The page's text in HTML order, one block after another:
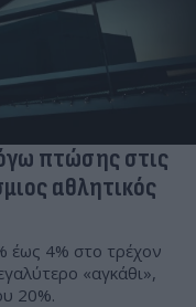
πτώσης στις
αθλητικός
έως 4% στο τρέχον
«αγκάθι»,
20%.